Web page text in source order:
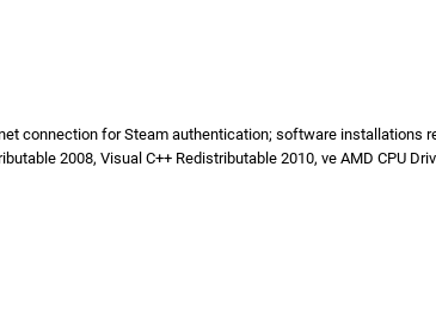
connection for Steam authentication; software installations
2008, Visual C++ Redistributable 2010, ve AMD CPU